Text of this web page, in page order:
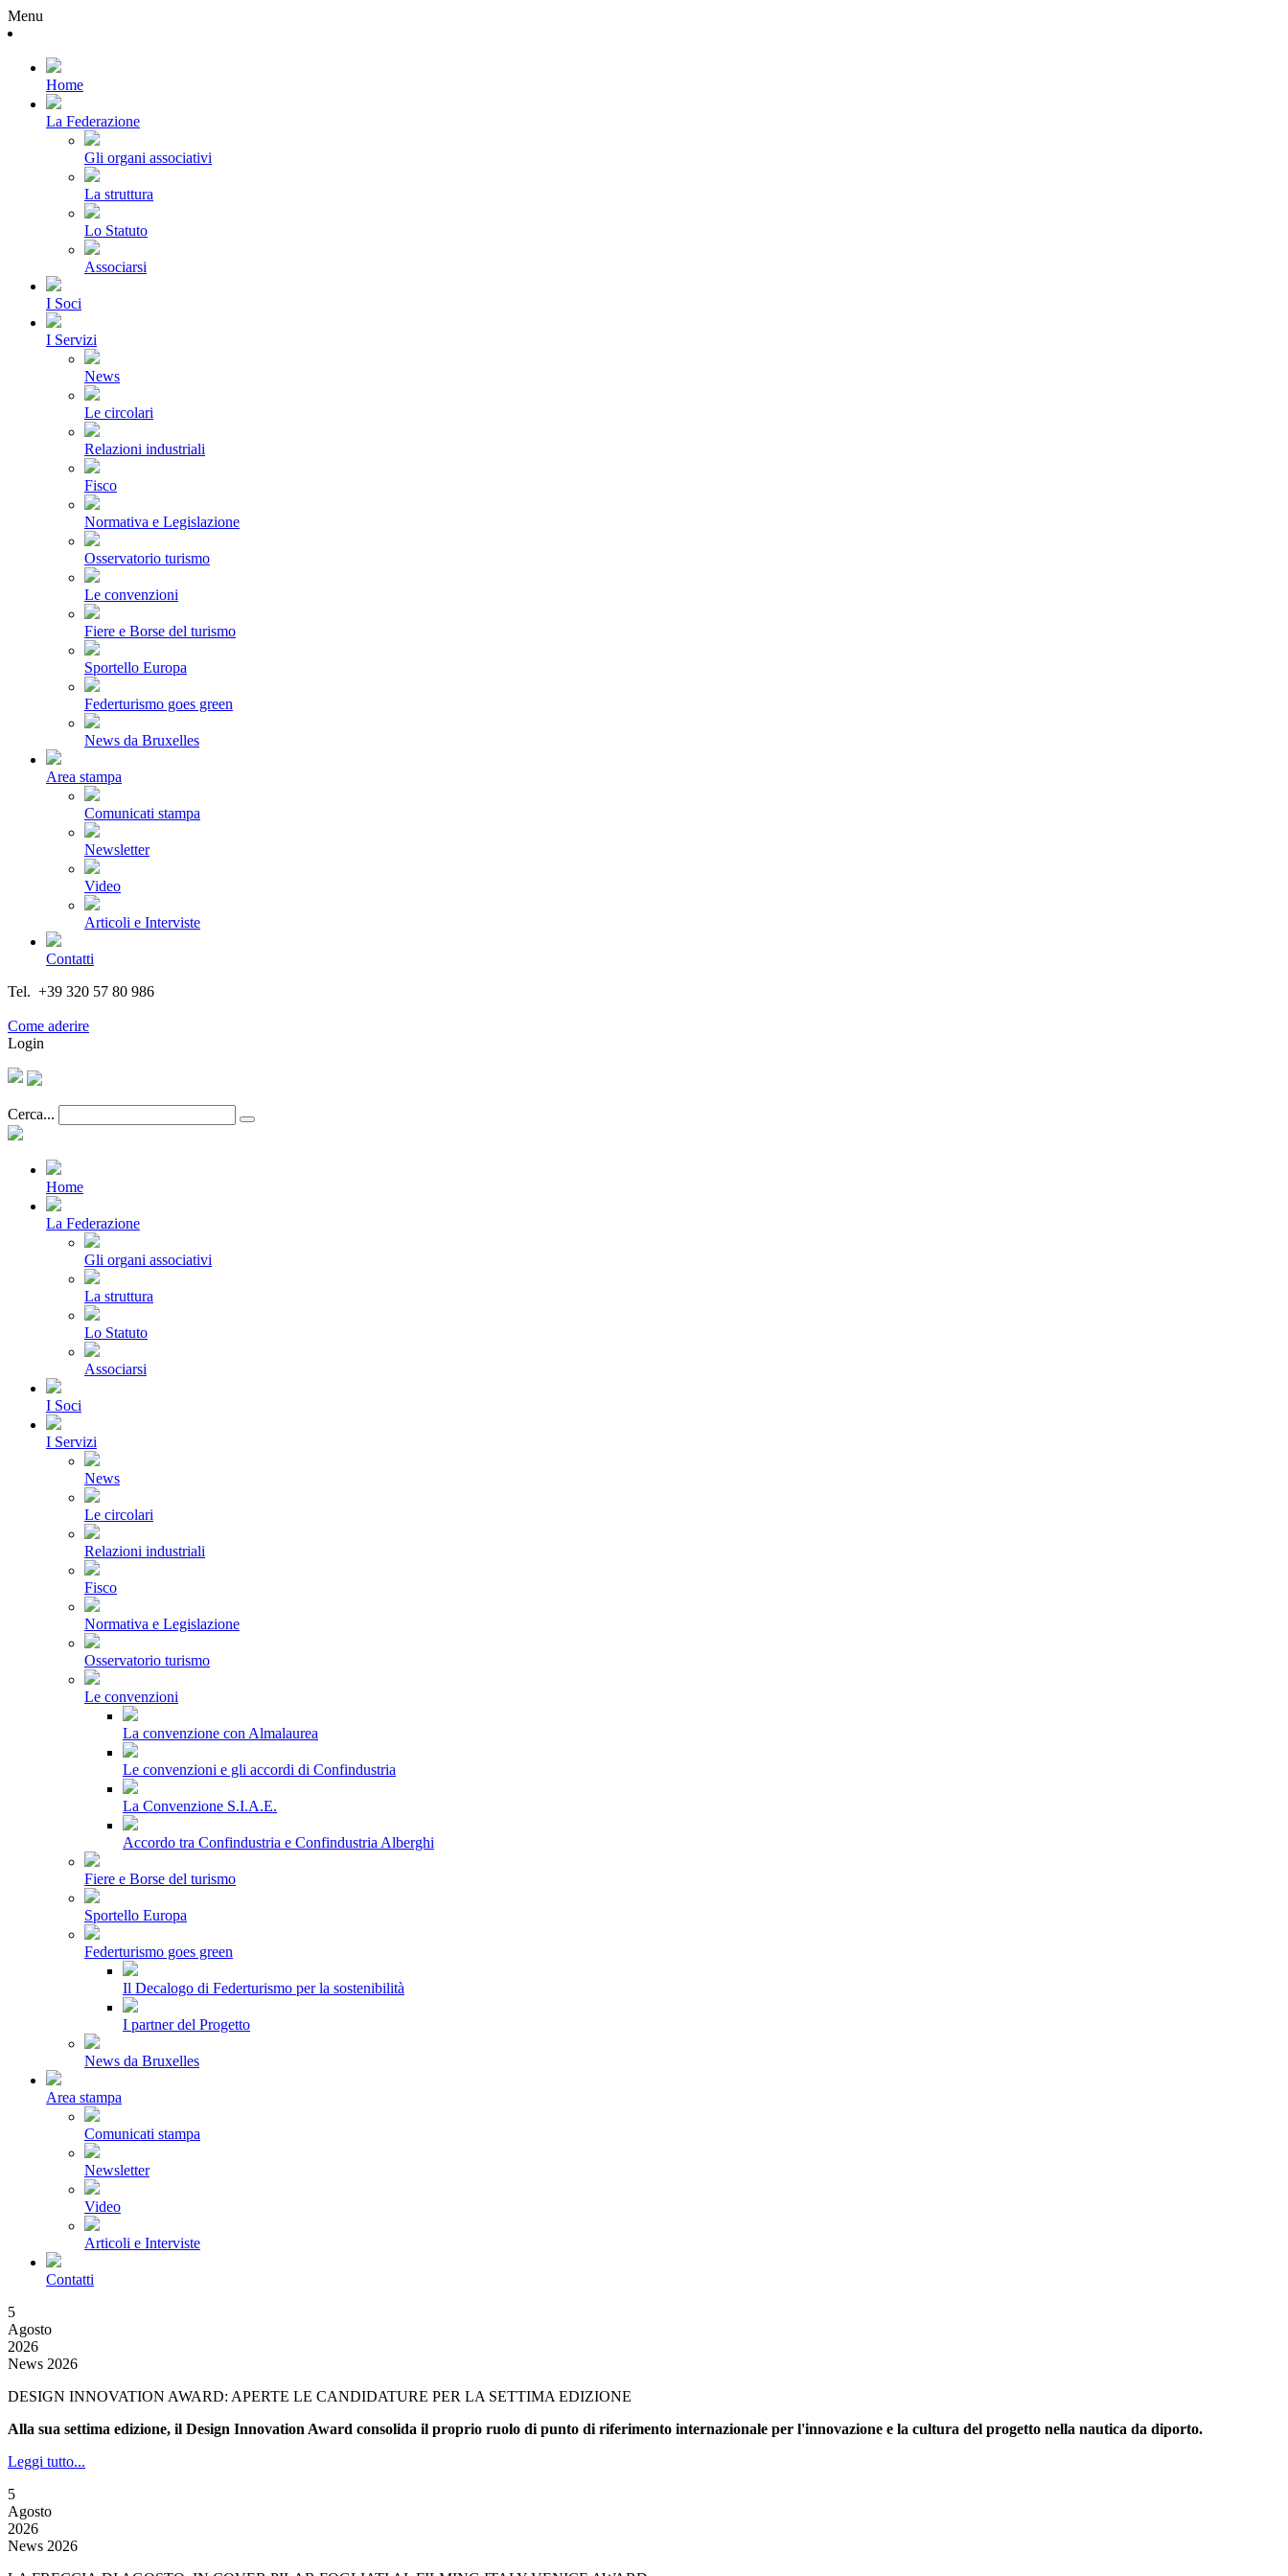
Menu
Home
La Federazione
Gli organi associativi
La struttura
Lo Statuto
Associarsi
I Soci
I Servizi
News
Le circolari
Relazioni industriali
Fisco
Normativa e Legislazione
Osservatorio turismo
Le convenzioni
Fiere e Borse del turismo
Sportello Europa
Federturismo goes green
News da Bruxelles
Area stampa
Comunicati stampa
Newsletter
Video
Articoli e Interviste
Contatti
Tel. +39 320 57 80 986
Come aderire
Login
Cerca...
Home
La Federazione
Gli organi associativi
La struttura
Lo Statuto
Associarsi
I Soci
I Servizi
News
Le circolari
Relazioni industriali
Fisco
Normativa e Legislazione
Osservatorio turismo
Le convenzioni
La convenzione con Almalaurea
Le convenzioni e gli accordi di Confindustria
La Convenzione S.I.A.E.
Accordo tra Confindustria e Confindustria Alberghi
Fiere e Borse del turismo
Sportello Europa
Federturismo goes green
Il Decalogo di Federturismo per la sostenibilità
I partner del Progetto
News da Bruxelles
Area stampa
Comunicati stampa
Newsletter
Video
Articoli e Interviste
Contatti
5
Agosto
2026
News 2026
DESIGN INNOVATION AWARD: APERTE LE CANDIDATURE PER LA SETTIMA EDIZIONE
Alla sua settima edizione, il Design Innovation Award consolida il proprio ruolo di punto di riferimento internazionale per l'innovazione e la cultura del progetto nella nautica da diporto.
Leggi tutto...
5
Agosto
2026
News 2026